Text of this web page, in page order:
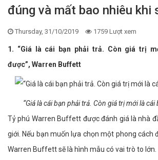
đúng và mất bao nhiêu khi
Thursday, 31/10/2019 1759 Lượt xem
1. “Giá là cái bạn phải trả. Còn giá trị
được”, Warren Buffett
“Giá là cái bạn phải trả. Còn giá trị mới là cái
Tỷ phú Warren Buffett được đánh giá là nhà
giới. Nếu bạn muốn lựa chọn một phong cách
Warren Buffett sẽ là hình mẫu có vai trò to lớn.